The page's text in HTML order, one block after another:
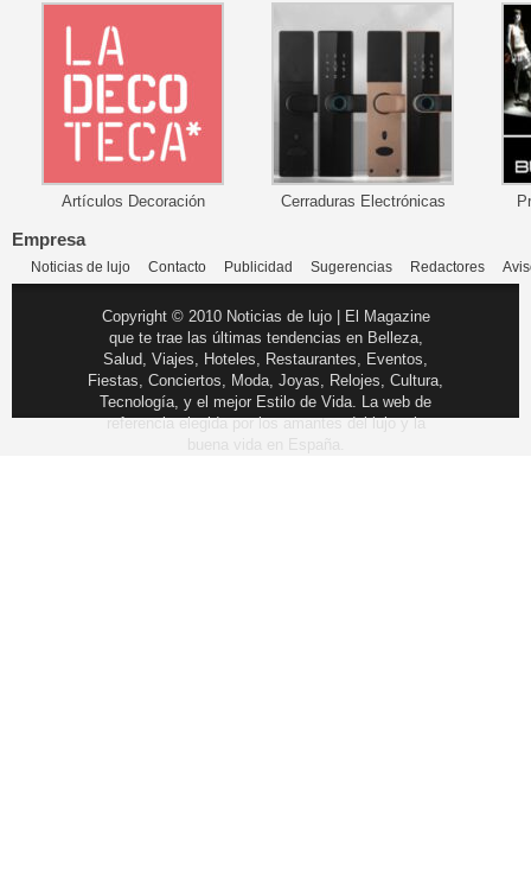
Artículos Decoración Cerraduras Electrónicas
Empresa
Noticias de lujo Contacto Publicidad Sugerencias Redactores
Copyright © 2010 Noticias de lujo | El Magazine
que te trae las últimas tendencias en Belleza,
Salud, Viajes, Hoteles, Restaurantes, Eventos,
Fiestas, Conciertos, Moda, Joyas, Relojes, Cultura,
Tecnología, y el mejor Estilo de Vida. La web de
referencia elegida por los amantes del lujo y la